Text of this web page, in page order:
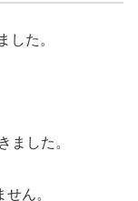
した。
ました。
ん。